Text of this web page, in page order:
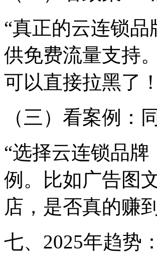
“真正的云连锁
供免费流量支持
可以直接拉黑了
（三）看案例：
“选择云连锁品
例。比如广告图
店，是否真的赚
七、2025年趋势